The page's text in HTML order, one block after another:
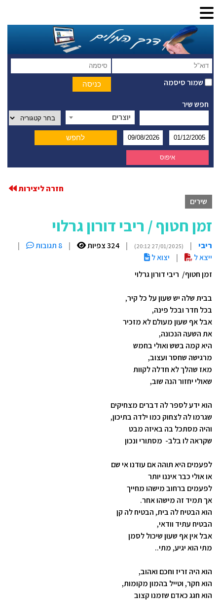
שמור סיסמה
חפש שיר
יוצרים
חזרה ליצירות
שירים
זמן חטוף / ריבי דורון גרלוי
ריבי |
(27/01/2025 20:12)
| 324 צפיות | 8 תגובות
|
ייצא ל
|
יצוא ל
זמן חטוף/ ריבי דורון גרלוי
בבית שלה יש שעון על כל קיר,
בכל חדר ובכל פינה,
אבל אף שעון מעולם לא מזכיר
את השעה הנכונה,
היא קמה בשש ואולי בחמש
מרגישה שחסר ועצוב,
מאז שהלך לא חדלה לקוות
שאולי יחזור הנה שוב,
הוא ידע לספר לה דברים מצחיקים
שגרמו לה לצחוק כמו ילדה בתיכון,
והיה מסתכל בה באיזה מבט
שקראה לו בלב- מסתורי ונכון
לפעמים היא תוהה אם עודנו אי שם
או אולי כבר איננו יותר
לפעמים ברחוב מישהו מחייך
אך תמיד זה מישהו אחר.
הוא הבטיח לה בית, הבטיח לה קן
הבטיח עתיד וודאי,
אבל אין אף שעון שיכול לסמן
מתי הוא יגיע, מתי..
הוא היה זריז וחכם ואהוב,
הוא חקר, וטייל בהמון מקומות,
הוא חגג כאדם שזמנו קצוב